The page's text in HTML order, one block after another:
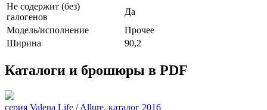
Не содержит (без)
галогенов
Да
Модель/исполнение
Прочее
Ширина
90,2
Каталоги и брошюры в PDF
серия Valena Life / Allure, каталог 2016